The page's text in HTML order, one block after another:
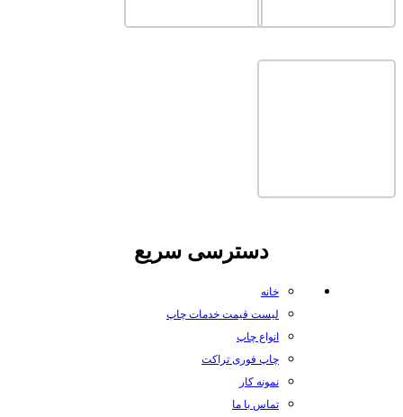
دسترسی سریع
خانه
لیست قیمت خدمات چاپ
انواع چاپ
چاپ فوری تراکت
نمونه کار
تماس با ما